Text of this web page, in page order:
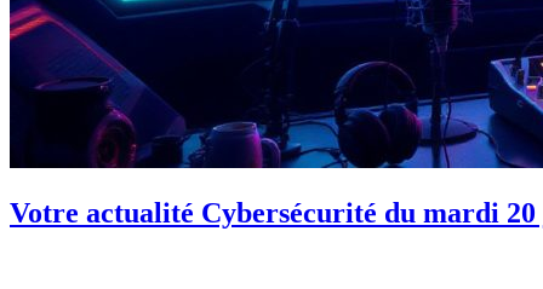
Votre actualité Cybersécurité du mardi